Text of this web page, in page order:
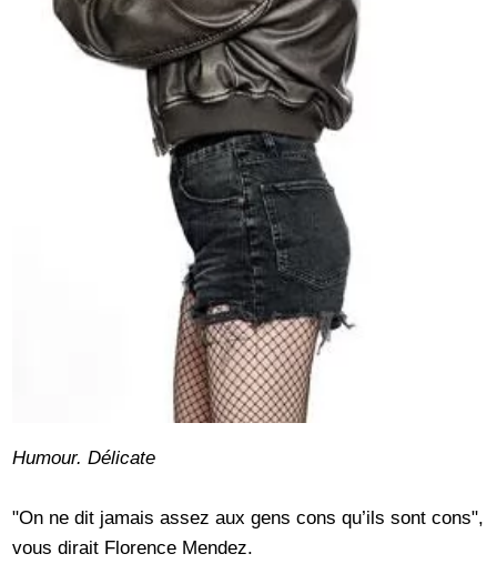
Humour. Délicate
"On ne dit jamais assez aux gens cons qu’ils sont cons",
vous dirait Florence Mendez.